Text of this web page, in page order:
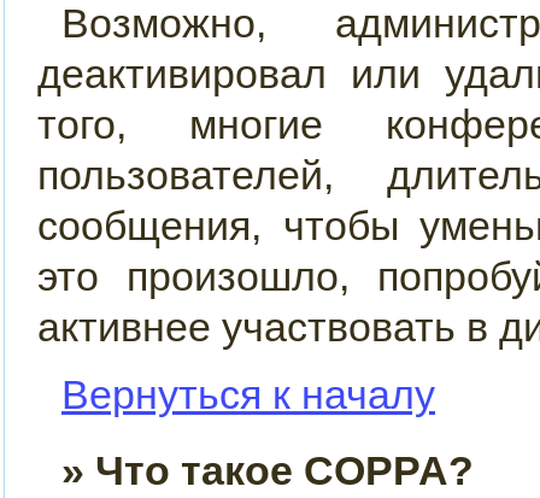
Возможно,
деактивировал или
того, многие
пользователей,
сообщения, чтобы
это произошло,
активнее участвовать в
Вернуться к началу
» Что такое COPPA?